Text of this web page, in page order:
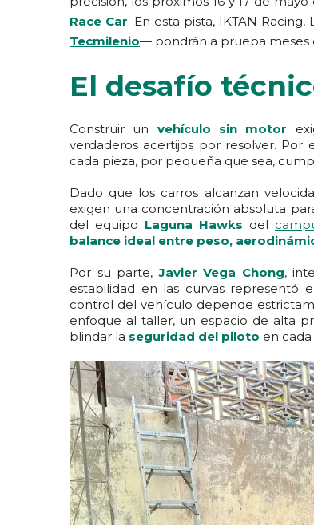
Race Car. En esta pista, IKTAN
Tecmilenio— pondrán a prueba meses
El desafío
Construir un vehículo sin motor
verdaderos acertijos por resolver. Por
cada pieza, por pequeña que sea,
Dado que los carros alcanzan
exigen una concentración absoluta
del equipo Laguna Hawks del
balance ideal entre peso,
Por su parte,Javier Vega Chong,
estabilidad en las curvas representó
control del vehículo depende
enfoque al taller, un espacio de alta
blindar la seguridad del piloto en